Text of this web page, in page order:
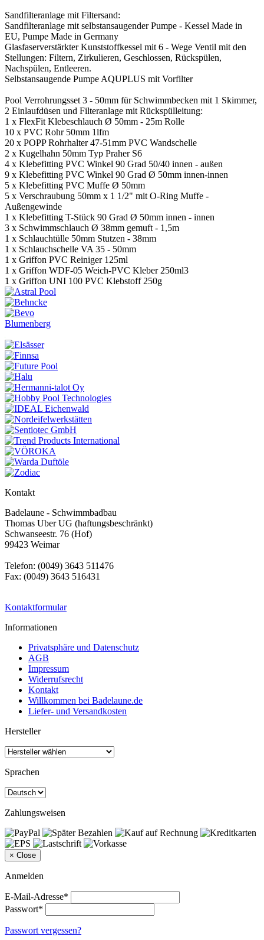
Sandfilteranlage mit Filtersand:
Sandfilteranlage mit selbstansaugender Pumpe - Kessel Made in
EU, Pumpe Made in Germany
Glasfaserverstärkter Kunststoffkessel mit 6 - Wege Ventil mit den
Stellungen: Filtern, Zirkulieren, Geschlossen, Rückspülen,
Nachspülen, Entleeren.
Selbstansaugende Pumpe AQUPLUS mit Vorfilter
Pool Verrohrungsset 3 - 50mm für Schwimmbecken mit 1 Skimmer,
2 Einlaufdüsen und Filteranlage mit Rückspülleitung:
1 x FlexFit Klebeschlauch Ø 50mm - 25m Rolle
10 x PVC Rohr 50mm 1lfm
20 x POPP Rohrhalter 47-51mm PVC Wandschelle
2 x Kugelhahn 50mm Typ Praher S6
4 x Klebefitting PVC Winkel 90 Grad 50/40 innen - außen
9 x Klebefitting PVC Winkel 90 Grad Ø 50mm innen-innen
5 x Klebefitting PVC Muffe Ø 50mm
5 x Verschraubung 50mm x 1 1/2" mit O-Ring Muffe -
Außengewinde
1 x Klebefitting T-Stück 90 Grad Ø 50mm innen - innen
3 x Schwimmschlauch Ø 38mm gemuft - 1,5m
1 x Schlauchtülle 50mm Stutzen - 38mm
1 x Schlauchschelle VA 35 - 50mm
1 x Griffon PVC Reiniger 125ml
1 x Griffon WDF-05 Weich-PVC Kleber 250ml3
1 x Griffon UNI 100 PVC Klebstoff 250g
Blumenberg
Kontakt
Badelaune - Schwimmbadbau
Thomas Uber UG (haftungsbeschränkt)
Schwanseestr. 76 (Hof)
99423 Weimar
Telefon: (0049) 3643 511476
Fax: (0049) 3643 516431
Kontaktformular
Informationen
Privatsphäre und Datenschutz
AGB
Impressum
Widerrufsrecht
Kontakt
Willkommen bei Badelaune.de
Liefer- und Versandkosten
Hersteller
Sprachen
Zahlungsweisen
× Close
Anmelden
E-Mail-Adresse*
Passwort*
Passwort vergessen?